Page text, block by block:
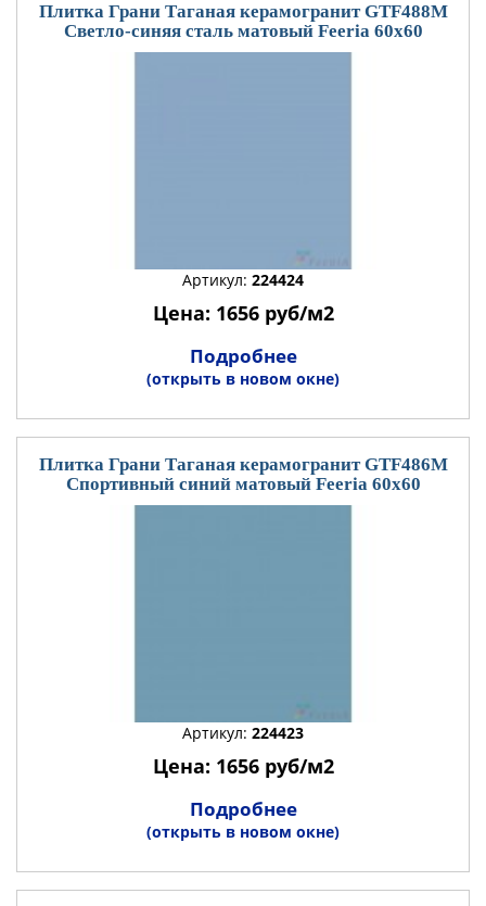
Плитка Грани Таганая керамогранит GTF488М
Светло-синяя сталь матовый Feeria 60x60
Артикул: 224424
Цена: 1656 руб/м2
Подробнее
(открыть в новом окне)
Плитка Грани Таганая керамогранит GTF486М
Спортивный синий матовый Feeria 60x60
Артикул: 224423
Цена: 1656 руб/м2
Подробнее
(открыть в новом окне)